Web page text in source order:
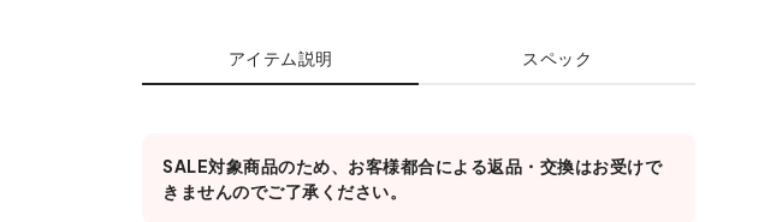
アイテム説明 スペック
SALE対象商品のため、お客様都合による返品・交換はお受けで
きませんのでご了承ください。